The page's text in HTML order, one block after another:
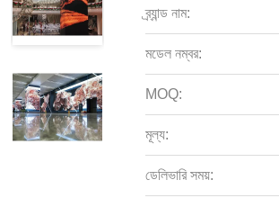
ব্র্যান্ড নাম:
মডেল নম্বর:
MOQ:
মূল্য:
ডেলিভারি সময়: